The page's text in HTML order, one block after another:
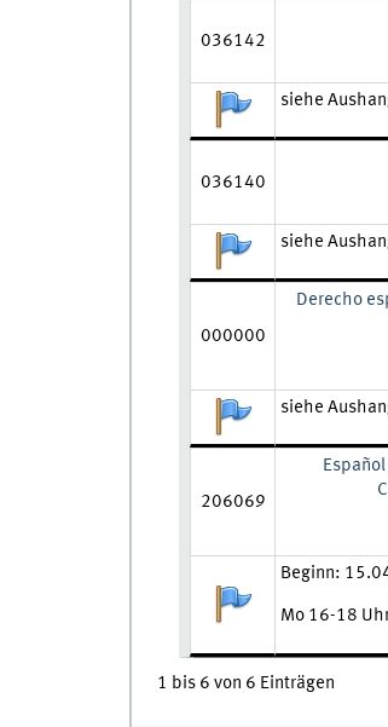
036142
Anmeldestatus:
Zeit und Ort:
siehe
036140
Anmeldestatus:
Zeit und Ort:
siehe
000000
Derecho
Anmeldestatus:
Zeit und Ort:
siehe
206069
Anmeldestatus:
Zeit und Ort:
Beginn:
Mo 16-18
1 bis 6 von 6 Einträgen